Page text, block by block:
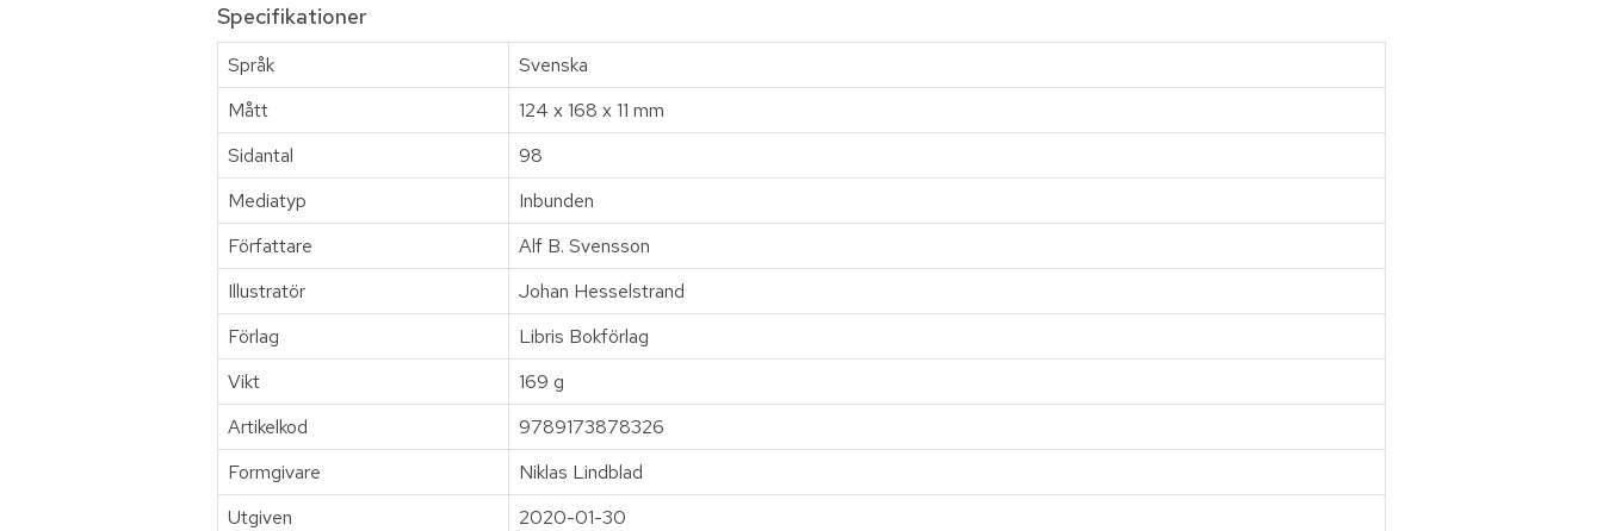
Specifikationer
Språk
Svenska
Mått
124 x 168 x 11 mm
Sidantal
98
Mediatyp
Inbunden
Författare
Alf B. Svensson
Illustratör
Johan Hesselstrand
Förlag
Libris Bokförlag
Vikt
169 g
Artikelkod
9789173878326
Formgivare
Niklas Lindblad
Utgiven
2020-01-30